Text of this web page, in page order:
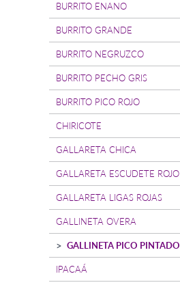
BURRITO ENANO
BURRITO GRANDE
BURRITO NEGRUZCO
BURRITO PECHO GRIS
BURRITO PICO ROJO
CHIRICOTE
GALLARETA CHICA
GALLARETA ESCUDETE ROJO
GALLARETA LIGAS ROJAS
GALLINETA OVERA
GALLINETA PICO PINTADO
IPACAÁ